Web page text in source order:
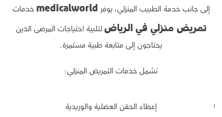
إلى جانب خدمة الطبيب المنزلي، يوفر medicalworld خدمات
تمريض منزلي في الرياض لتلبية احتياجات المرضى الذين
يحتاجون إلى متابعة طبية مستمرة.
تشمل خدمات التمريض المنزلي:
إعطاء الحقن العضلية والوريدية